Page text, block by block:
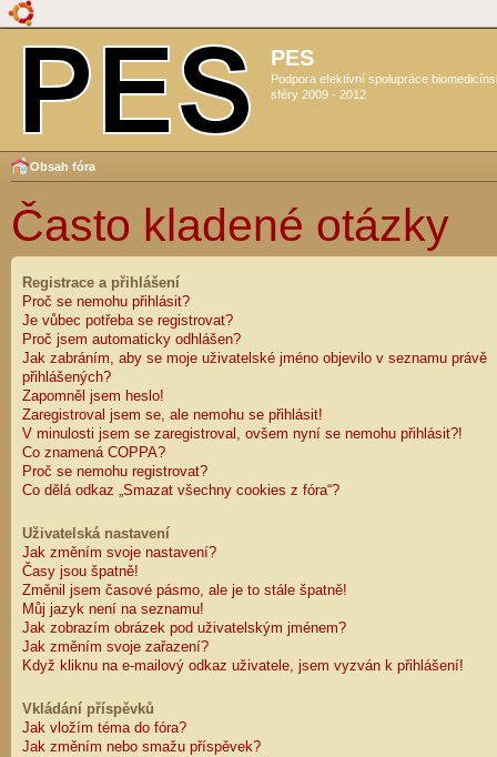
PES
Podpora efektivní spolupráce
sféry 2009 - 2012
Obsah fóra
Často kladené otázky
Registrace a přihlášení
Proč se nemohu přihlásit?
Je vůbec potřeba se registrovat?
Proč jsem automaticky odhlášen?
Jak zabráním, aby se moje uživatelské jméno objevilo v seznamu právě
přihlášených?
Zapomněl jsem heslo!
Zaregistroval jsem se, ale nemohu se přihlásit!
V minulosti jsem se zaregistroval, ovšem nyní se nemohu přihlásit?!
Co znamená COPPA?
Proč se nemohu registrovat?
Co dělá odkaz „Smazat všechny cookies z fóra“?
Uživatelská nastavení
Jak změním svoje nastavení?
Časy jsou špatně!
Změnil jsem časové pásmo, ale je to stále špatně!
Můj jazyk není na seznamu!
Jak zobrazím obrázek pod uživatelským jménem?
Jak změním svoje zařazení?
Když kliknu na e-mailový odkaz uživatele, jsem vyzván k přihlášení!
Vkládání příspěvků
Jak vložím téma do fóra?
Jak změním nebo smažu příspěvek?